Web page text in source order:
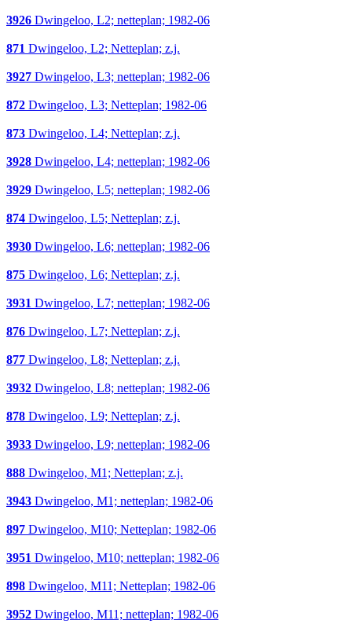
3926 Dwingeloo, L2; netteplan; 1982-06
871 Dwingeloo, L2; Netteplan; z.j.
3927 Dwingeloo, L3; netteplan; 1982-06
872 Dwingeloo, L3; Netteplan; 1982-06
873 Dwingeloo, L4; Netteplan; z.j.
3928 Dwingeloo, L4; netteplan; 1982-06
3929 Dwingeloo, L5; netteplan; 1982-06
874 Dwingeloo, L5; Netteplan; z.j.
3930 Dwingeloo, L6; netteplan; 1982-06
875 Dwingeloo, L6; Netteplan; z.j.
3931 Dwingeloo, L7; netteplan; 1982-06
876 Dwingeloo, L7; Netteplan; z.j.
877 Dwingeloo, L8; Netteplan; z.j.
3932 Dwingeloo, L8; netteplan; 1982-06
878 Dwingeloo, L9; Netteplan; z.j.
3933 Dwingeloo, L9; netteplan; 1982-06
888 Dwingeloo, M1; Netteplan; z.j.
3943 Dwingeloo, M1; netteplan; 1982-06
897 Dwingeloo, M10; Netteplan; 1982-06
3951 Dwingeloo, M10; netteplan; 1982-06
898 Dwingeloo, M11; Netteplan; 1982-06
3952 Dwingeloo, M11; netteplan; 1982-06